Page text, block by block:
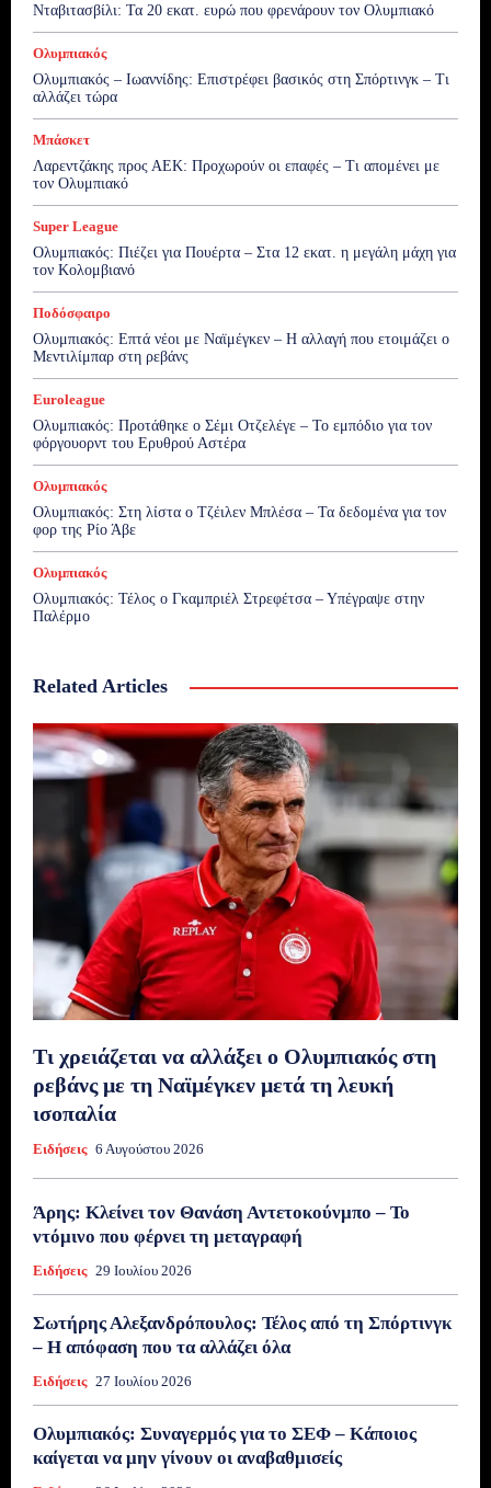
Νταβιτασβίλι: Τα 20 εκατ. ευρώ που φρενάρουν τον Ολυμπιακό
Ολυμπιακός
Ολυμπιακός – Ιωαννίδης: Επιστρέφει βασικός στη Σπόρτινγκ – Τι
αλλάζει τώρα
Μπάσκετ
Λαρεντζάκης προς ΑΕΚ: Προχωρούν οι επαφές – Τι απομένει με
τον Ολυμπιακό
Super League
Ολυμπιακός: Πιέζει για Πουέρτα – Στα 12 εκατ. η μεγάλη μάχη για
τον Κολομβιανό
Ποδόσφαιρο
Ολυμπιακός: Επτά νέοι με Ναϊμέγκεν – Η αλλαγή που ετοιμάζει ο
Μεντιλίμπαρ στη ρεβάνς
Euroleague
Ολυμπιακός: Προτάθηκε ο Σέμι Οτζελέγε – Το εμπόδιο για τον
φόργουορντ του Ερυθρού Αστέρα
Ολυμπιακός
Ολυμπιακός: Στη λίστα ο Τζέιλεν Μπλέσα – Τα δεδομένα για τον
φορ της Ρίο Άβε
Ολυμπιακός
Ολυμπιακός: Τέλος ο Γκαμπριέλ Στρεφέτσα – Υπέγραψε στην
Παλέρμο
Related Articles
Τι χρειάζεται να αλλάξει ο Ολυμπιακός στη
ρεβάνς με τη Ναϊμέγκεν μετά τη λευκή
ισοπαλία
Ειδήσεις 6 Αυγούστου 2026
Άρης: Κλείνει τον Θανάση Αντετοκούνμπο – Το
ντόμινο που φέρνει τη μεταγραφή
Ειδήσεις 29 Ιουλίου 2026
Σωτήρης Αλεξανδρόπουλος: Τέλος από τη Σπόρτινγκ
– Η απόφαση που τα αλλάζει όλα
Ειδήσεις 27 Ιουλίου 2026
Ολυμπιακός: Συναγερμός για το ΣΕΦ – Κάποιος
καίγεται να μην γίνουν οι αναβαθμισείς